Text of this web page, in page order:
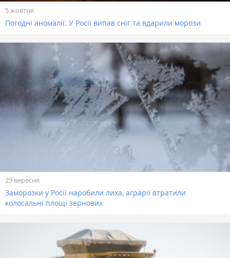
5 жовтня
Погодні аномалії. У Росії випав сніг та вдарили морози
29 вересня
Заморозки у Росії наробили лиха, аграрії втратили
колосальні площі зернових